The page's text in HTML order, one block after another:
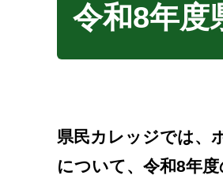
令和8年度
県民カレッジでは、
について、令和8年度